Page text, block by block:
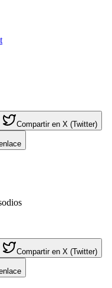
Compartir en X (Twitter)
Compartir en X (Twitter)